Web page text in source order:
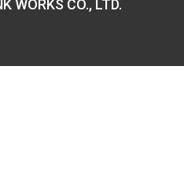
WORKS CO., LTD.